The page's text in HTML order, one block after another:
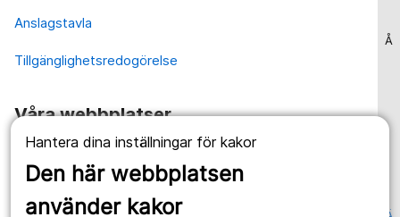
Hantera dina inställningar för kakor
Den här webbplatsen
använder kakor
Å
Anslagstavla
Tillgänglighetsredogörelse
Våra webbplatser
1177.se
Länstrafiken